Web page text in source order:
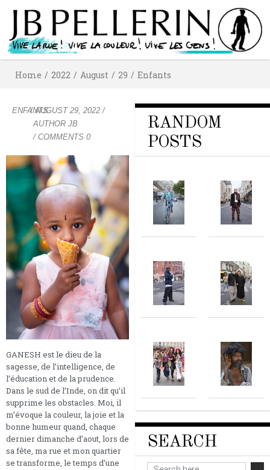
Home / 2022 / August / 29 / Enfants
ENFANTS
/AUGUST 29, 2022/
AUTHOR JB
/ COMMENTS 0
GANESH est le dieu de la
sagesse, de l’intelligence, de
l’éducation et de la prudence.
Dans le sud de l’Inde, on dit qu’il
supprime les obstacles. Moi, il
m’évoque la couleur, la joie et la
bonne humeur quand, chaque
dernier dimanche d’aout, lors de
sa fête, ma rue et mon quartier
se transforme, le temps d’une
RANDOM
POSTS
SEARCH